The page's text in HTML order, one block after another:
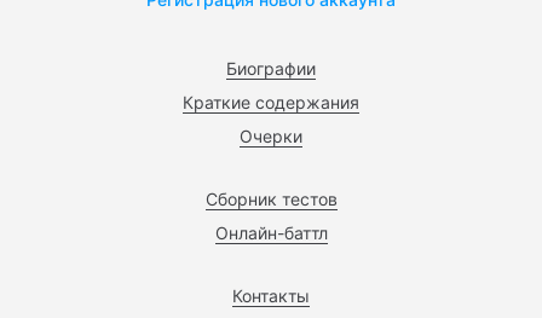
Биографии
Краткие содержания
Очерки
Сборник тестов
Онлайн-баттл
Контакты